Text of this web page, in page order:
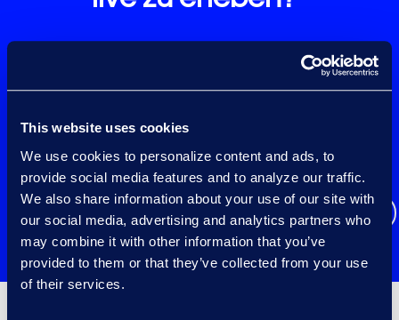
This website uses cookies
We use cookies to personalize content and ads, to
provide social media features and to analyze our traffic.
We also share information about your use of our site with
our social media, advertising and analytics partners who
may combine it with other information that you’ve
provided to them or that they’ve collected from your use
of their services.
Entscheidungsfindung, reduzieren
Sie Risiken und steigern Sie die
Demo anfordern
Sprechen Sie mit einem Experten